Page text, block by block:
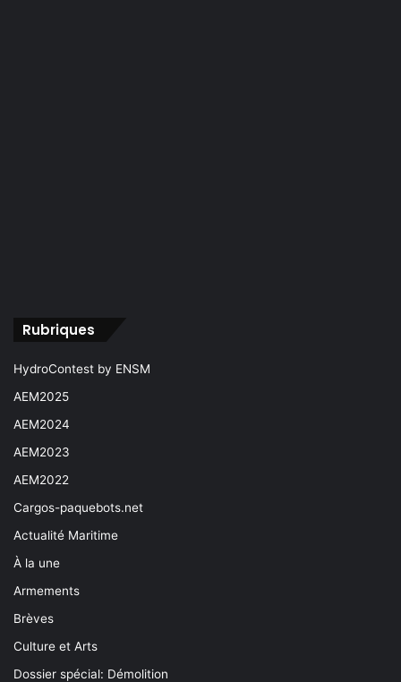
Rubriques
HydroContest by ENSM
AEM2025
AEM2024
AEM2023
AEM2022
Cargos-paquebots.net
Actualité Maritime
À la une
Armements
Brèves
Culture et Arts
Dossier spécial: Démolition